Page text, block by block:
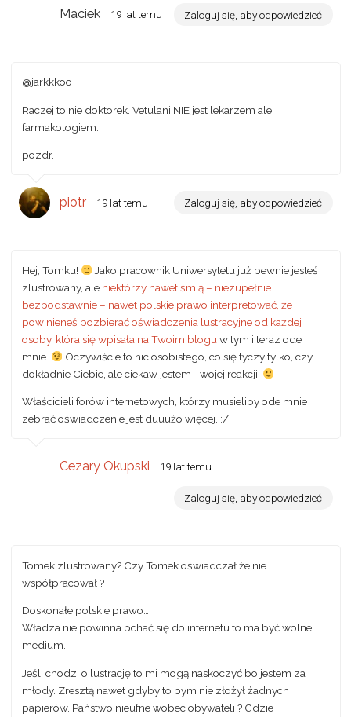
Maciek 19 lat temu Zaloguj się, aby odpowiedzieć
@jarkkkoo
Raczej to nie doktorek. Vetulani NIE jest lekarzem ale
farmakologiem.
pozdr.
piotr 19 lat temu Zaloguj się, aby odpowiedzieć
Hej, Tomku!
Jako pracownik Uniwersytetu już pewnie jesteś
zlustrowany, ale niektórzy nawet śmią – niezupełnie
bezpodstawnie – nawet polskie prawo interpretować, że
powinieneś pozbierać oświadczenia lustracyjne od każdej
osoby, która się wpisała na Twoim blogu w tym i teraz ode
mnie.
Oczywiście to nic osobistego, co się tyczy tylko, czy
dokładnie Ciebie, ale ciekaw jestem Twojej reakcji.
Właścicieli forów internetowych, którzy musieliby ode mnie
zebrać oświadczenie jest duuużo więcej. :/
Cezary Okupski 19 lat temu
Zaloguj się, aby odpowiedzieć
Tomek zlustrowany? Czy Tomek oświadczał że nie
współpracował ?
Doskonałe polskie prawo…
Władza nie powinna pchać się do internetu to ma być wolne
medium.
Jeśli chodzi o lustrację to mi mogą naskoczyć bo jestem za
młody. Zresztą nawet gdyby to bym nie złożył żadnych
papierów. Państwo nieufne wobec obywateli ? Gdzie